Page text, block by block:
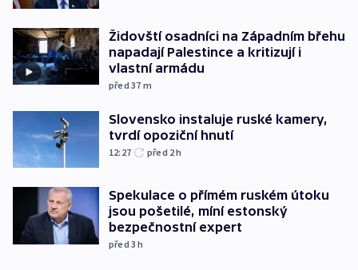
Židovští osadníci na Západním břehu
napadají Palestince a kritizují i
vlastní armádu
před 37 m
Slovensko instaluje ruské kamery,
tvrdí opoziční hnutí
12:27 před 2h
Spekulace o přímém ruském útoku
jsou pošetilé, míní estonský
bezpečnostní expert
před 3h